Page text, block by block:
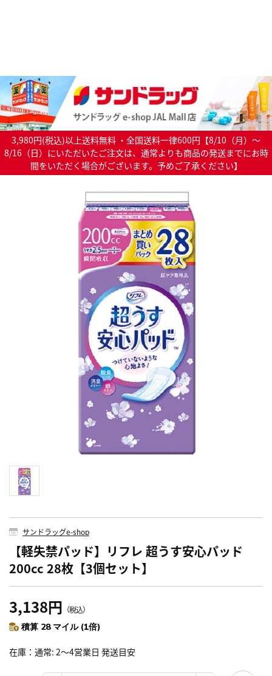
3,980円(税込)以上送料無料 ・全国送料一律600円【8/10（月）～
8/16（日）にいただいたご注文は、通常よりも商品の発送までにお時
間をいただく場合がございます。予めご了承ください】
サンドラッグe-shop
【軽失禁パッド】リフレ 超うす安心パッド
200cc 28枚【3個セット】
3,138円 （税込）
積算 28 マイル (1倍)
在庫 通常: 2～4営業日 発送目安